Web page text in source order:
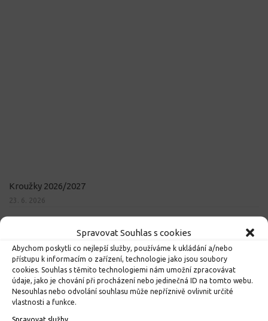
Spravovat Souhlas s cookies
Abychom poskytli co nejlepší služby, používáme k ukládání a/nebo
přístupu k informacím o zařízení, technologie jako jsou soubory
cookies. Souhlas s těmito technologiemi nám umožní zpracovávat
údaje, jako je chování při procházení nebo jedinečná ID na tomto webu.
Nesouhlas nebo odvolání souhlasu může nepříznivě ovlivnit určité
vlastnosti a funkce.
Spravovat služby
Kroužky 2026/2027
23. 6. 2026